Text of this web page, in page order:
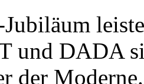
und DADA
der